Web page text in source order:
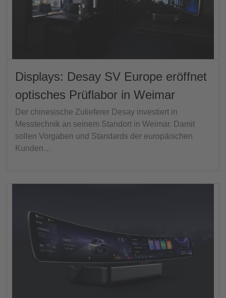
Displays: Desay SV Europe eröffnet
optisches Prüflabor in Weimar
Der chinesische Zulieferer Desay investiert in
Messtechnik an seinem Standort in Weimar. Damit
sollen Vorgaben und Standards der europäischen
Kunden…